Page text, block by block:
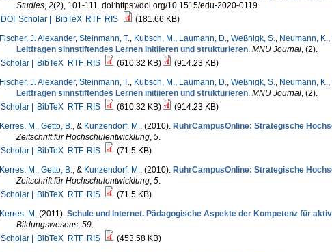
Studies, 2(2), 101-111. doi:https://doi.org/10.1515/edu-2020-0119
DOI Scholar | BibTeX RTF RIS
(181.66 KB)
Fischer, J. Alexander, Steinmann, T., Kubsch, M., Laumann, D., Weßnigk, S., Neumann, K.,
Leitfragen sinnstiftendes Lernen initiieren und strukturieren. MNU Journal, (2).
Scholar |
BibTeX RTF RIS (610.32 KB)
(914.23 KB)
Fischer, J. Alexander, Steinmann, T., Kubsch, M., Laumann, D., Weßnigk, S., Neumann, K.,
Leitfragen sinnstiftendes Lernen initiieren und strukturieren. MNU Journal, (2).
Scholar |
BibTeX RTF RIS (610.32 KB)
(914.23 KB)
Kerres, M., Getto, B., & Kunzendorf, M.. (2010). RuhrCampusOnline: Strategische
Zeitschrift für Hochschulentwicklung, 5.
Scholar |
BibTeX RTF RIS
(71.5 KB)
Kerres, M., Getto, B., & Kunzendorf, M.. (2010). RuhrCampusOnline: Strategische
Zeitschrift für Hochschulentwicklung, 5.
Scholar |
BibTeX RTF RIS
(71.5 KB)
Kerres, M . (2011). Schule und Internet. Pädagogische Aspekte der Kompetenz für
Bildungswesens, 59.
Scholar |
BibTeX RTF RIS
(453.58 KB)